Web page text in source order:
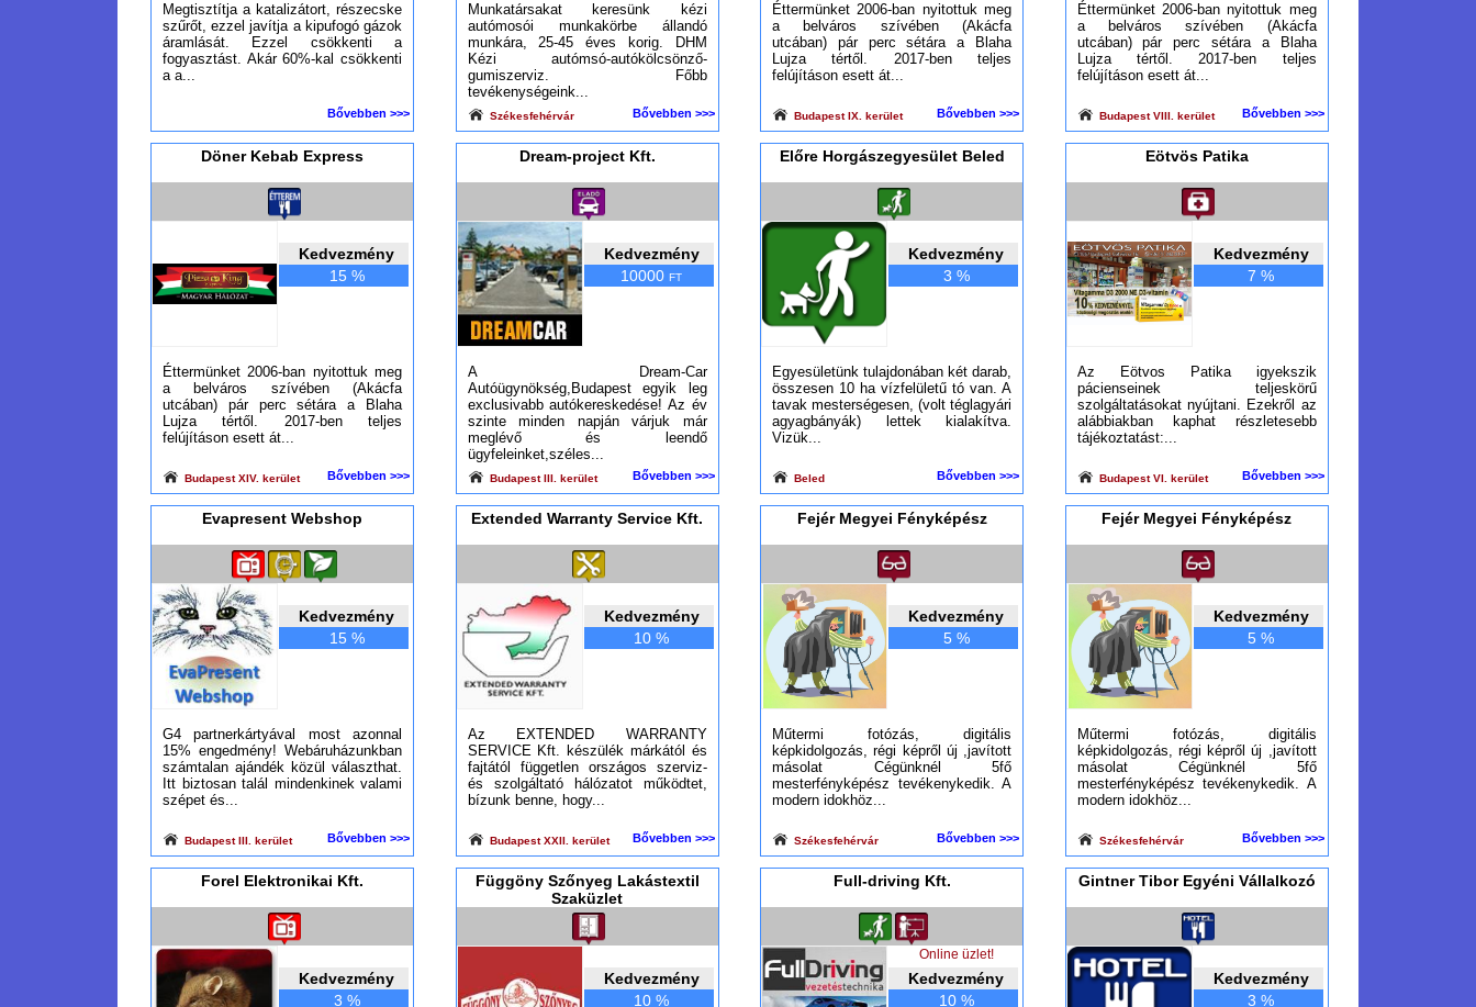
Megtisztítja a katalizátort, részecske
szűrőt, ezzel javítja a kipufogó gázok
áramlását. Ezzel csökkenti a
fogyasztást. Akár 60%-kal csökkenti
a a...
Bővebben >>>
Munkatársakat keresünk kézi
autómosói munkakörbe állandó
munkára, 25-45 éves korig. DHM
Kézi autómsó-autókölcsönző-
gumiszerviz. Főbb
tevékenységeink...
Székesfehérvár Bővebben >>>
Éttermünket 2006-ban nyitottuk meg
a belváros szívében (Akácfa
utcában) pár perc sétára a Blaha
Lujza tértől. 2017-ben teljes
felújításon esett át...
Budapest IX. kerület Bővebben >>>
Éttermünket 2006-ban nyitottuk meg
a belváros szívében (Akácfa
utcában) pár perc sétára a Blaha
Lujza tértől. 2017-ben teljes
felújításon esett át...
Budapest VIII. kerület Bővebben >>>
Döner Kebab Express
Kedvezmény
15 %
Éttermünket 2006-ban nyitottuk meg
a belváros szívében (Akácfa
utcában) pár perc sétára a Blaha
Lujza tértől. 2017-ben teljes
felújításon esett át...
Budapest XIV. kerület Bővebben >>>
Dream-project Kft.
Kedvezmény
10000 FT
A Dream-Car
Autóügynökség,Budapest egyik leg
exclusivabb autókereskedése! Az év
szinte minden napján várjuk már
meglévő és leendő
ügyfeleinket,széles...
Budapest III. kerület Bővebben >>>
Előre Horgászegyesület Beled
Kedvezmény
3 %
Egyesületünk tulajdonában két darab,
összesen 10 ha vízfelületű tó van. A
tavak mesterségesen, (volt téglagyári
agyagbányák) lettek kialakítva.
Vizük...
Beled Bővebben >>>
Eötvös Patika
Kedvezmény
7 %
Az Eötvos Patika igyekszik
pácienseinek teljeskörű
szolgáltatásokat nyújtani. Ezekről az
alábbiakban kaphat részletesebb
tájékoztatást:...
Budapest VI. kerület Bővebben >>>
Evapresent Webshop
Kedvezmény
15 %
G4 partnerkártyával most azonnal
15% engedmény! Webáruházunkban
számtalan ajándék közül választhat.
Itt biztosan talál mindenkinek valami
szépet és...
Budapest III. kerület Bővebben >>>
Extended Warranty Service Kft.
Kedvezmény
10 %
Az EXTENDED WARRANTY
SERVICE Kft. készülék márkától és
fajtától független országos szerviz-
és szolgáltató hálózatot működtet,
bízunk benne, hogy...
Budapest XXII. kerület Bővebben >>>
Fejér Megyei Fényképész
Kedvezmény
5 %
Műtermi fotózás, digitális
képkidolgozás, régi képről új ,javított
másolat Cégünknél 5fő
mesterfényképész tevékenykedik. A
modern idokhöz...
Székesfehérvár Bővebben >>>
Fejér Megyei Fényképész
Kedvezmény
5 %
Műtermi fotózás, digitális
képkidolgozás, régi képről új ,javított
másolat Cégünknél 5fő
mesterfényképész tevékenykedik. A
modern idokhöz...
Székesfehérvár Bővebben >>>
Forel Elektronikai Kft.
Kedvezmény
3 %
Függöny Szőnyeg Lakástextil
Szaküzlet
Kedvezmény
10 %
Full-driving Kft.
Kedvezmény
10 %
Online üzlet!
Gintner Tibor Egyéni Vállalkozó
Kedvezmény
3 %